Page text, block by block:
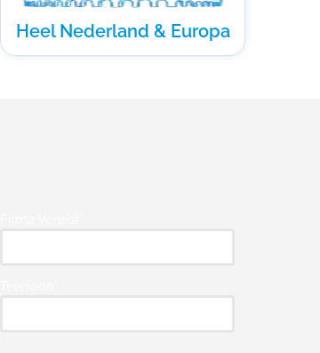
Heel Nederland & Europa